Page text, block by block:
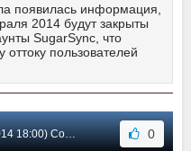
появилась информация,
2014 будут закрыты
SugarSync, что
пользователей
Сообщение #27 0